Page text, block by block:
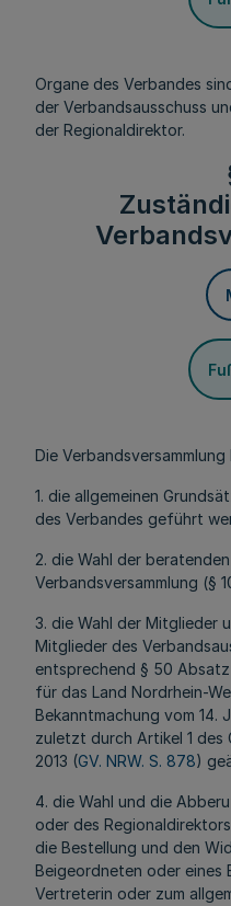
Organe des Verbandes
der Verbandsausschuss
der Regionaldirektor.
Die
1. die allgemeinen
des Verbandes geführt
2. die Wahl der
Verbandsversammlung (§
3. die Wahl der Mitglieder
Mitglieder des
entsprechend § 50
für das Land Nordrhein-
Bekanntmachung vom 14.
zuletzt durch Artikel 1 des
2013 (GV. NRW. S. 878)
4. die Wahl und die
oder des
die Bestellung und den
Beigeordneten oder eines
Vertreterin oder zum